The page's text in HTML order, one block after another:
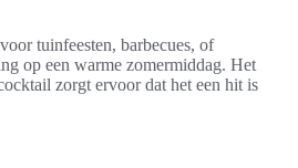
tuinfeesten, barbecues, of
op een warme zomermiddag. Het
zorgt ervoor dat het een hit is